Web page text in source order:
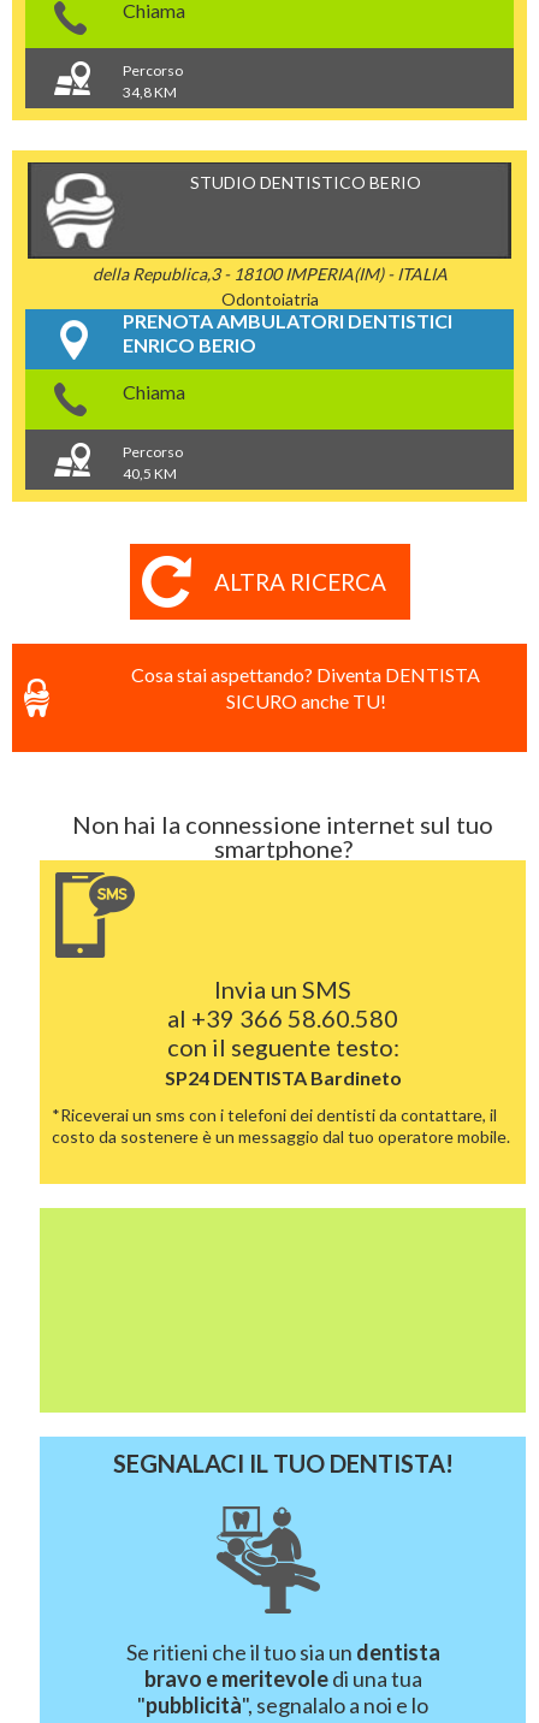
Chiama
Percorso
34,8 KM
STUDIO DENTISTICO BERIO
della Republica,3 - 18100 IMPERIA(IM) - ITALIA
Odontoiatria
PRENOTA AMBULATORI DENTISTICI
ENRICO BERIO
Chiama
Percorso
40,5 KM
ALTRA RICERCA
Cosa stai aspettando? Diventa DENTISTA
SICURO anche TU!
Non hai la connessione internet sul tuo
smartphone?
Invia un SMS
al +39 366 58.60.580
con il seguente testo:
SP24 DENTISTA Bardineto
*Riceverai un sms con i telefoni dei dentisti da contattare, il
costo da sostenere è un messaggio dal tuo operatore mobile.
SEGNALACI IL TUO DENTISTA!
Se ritieni che il tuo sia un dentista
bravo e meritevoledi una tua
"pubblicità", segnalalo a noi e lo